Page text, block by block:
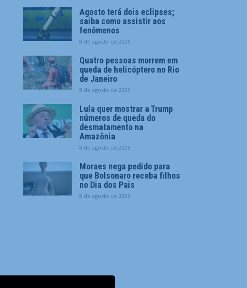
Agosto terá dois eclipses;
saiba como assistir aos
fenômenos
8 de agosto de 2026
Quatro pessoas morrem em
queda de helicóptero no Rio
de Janeiro
8 de agosto de 2026
Lula quer mostrar a Trump
números de queda do
desmatamento na
Amazônia
8 de agosto de 2026
Moraes nega pedido para
que Bolsonaro receba filhos
no Dia dos Pais
8 de agosto de 2026